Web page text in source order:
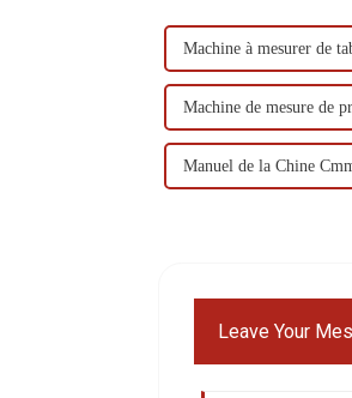
Machine à mesurer de
Machine de mesure de
Manuel de la Chine
Leave Your